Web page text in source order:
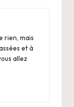
rien, mais
et à
allez